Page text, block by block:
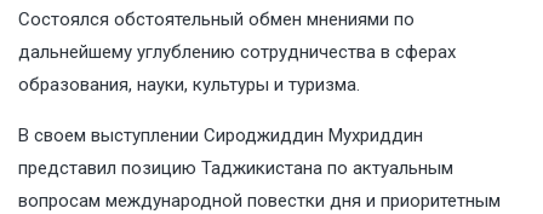
Состоялся обстоятельный обмен мнениями по
дальнейшему углублению сотрудничества в сферах
образования, науки, культуры и туризма.
В своем выступлении Сироджиддин Мухриддин
представил позицию Таджикистана по актуальным
вопросам международной повестки дня и приоритетным